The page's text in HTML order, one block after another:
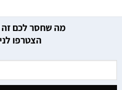
מה שחסר לכם זה
הצטרפו